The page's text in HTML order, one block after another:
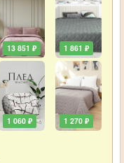
13 851 ₽
1 060 ₽
1 861 ₽
1 270 ₽